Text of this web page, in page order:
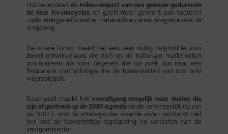
Het beoordeelt de milieu-impact van een gebouw gedurende
de hele levenscyclus en geeft meer gewicht aan factoren
zoals energie-efficiëntie, materiaalkeuze en integratie met de
omgeving.
De lokale focus maakt het een zeer nuttig hulpmiddel voor
zowel ontwikkelaars die zich op de nationale markt willen
positioneren als voor degenen die op zoek zijn naar een
flexibelere methodologie die de bouwrealiteit van ons land
weerspiegelt.
Daarnaast maakt het vooruitgang mogelijk naar doelen die
zijn afgestemd op de 2030 Agenda en de verwezenlijking van
de SDG’s, wat de strategische waarde ervan versterkt met
het oog op toekomstige regelgeving en vereisten van de
vastgoedsector.